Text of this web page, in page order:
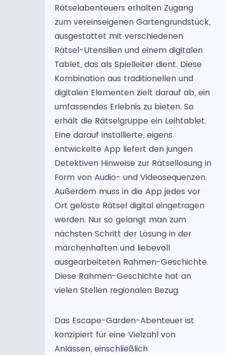
Rätselabenteuers erhalten Zugang
zum vereinseigenen Gartengrundstück,
ausgestattet mit verschiedenen
Rätsel-Utensilien und einem digitalen
Tablet, das als Spielleiter dient. Diese
Kombination aus traditionellen und
digitalen Elementen zielt darauf ab, ein
umfassendes Erlebnis zu bieten. So
erhält die Rätselgruppe ein Leihtablet.
Eine darauf installierte, eigens
entwickelte App liefert den jungen
Detektiven Hinweise zur Rätsellösung in
Form von Audio- und Videosequenzen.
Außerdem muss in die App jedes vor
Ort gelöste Rätsel digital eingetragen
werden. Nur so gelangt man zum
nächsten Schritt der Lösung in der
märchenhaften und liebevoll
ausgearbeiteten Rahmen-Geschichte.
Diese Rahmen-Geschichte hat an
vielen Stellen regionalen Bezug.
Das Escape-Garden-Abenteuer ist
konzipiert für eine Vielzahl von
Anlässen, einschließlich